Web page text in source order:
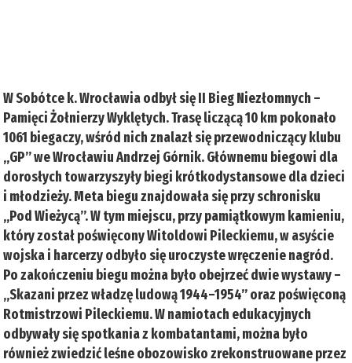
W Sobótce k. Wrocławia odbył się II Bieg Niezłomnych –
Pamięci Żołnierzy Wyklętych. Trasę liczącą 10 km pokonało
1061 biegaczy, wśród nich znalazł się przewodniczący klubu
„GP” we Wrocławiu Andrzej Górnik. Głównemu biegowi dla
dorosłych towarzyszyły biegi krótkodystansowe dla dzieci
i młodzieży. Meta biegu znajdowała się przy schronisku
„Pod Wieżycą”. W tym miejscu, przy pamiątkowym kamieniu,
który został poświęcony Witoldowi Pileckiemu, w asyście
wojska i harcerzy odbyło się uroczyste wręczenie nagród.
Po zakończeniu biegu można było obejrzeć dwie wystawy –
„Skazani przez władzę ludową 1944–1954” oraz poświęconą
Rotmistrzowi Pileckiemu. W namiotach edukacyjnych
odbywały się spotkania z kombatantami, można było
również zwiedzić leśne obozowisko zrekonstruowane przez